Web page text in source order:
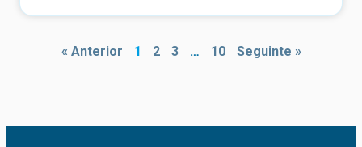
« Anterior 1 2 3 … 10 Seguinte »